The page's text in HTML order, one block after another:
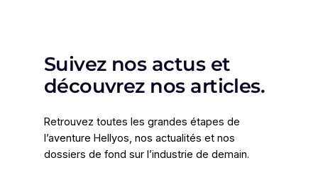
Suivez nos actus et
découvrez nos articles.
Retrouvez toutes les grandes étapes de
l’aventure Hellyos, nos actualités et nos
dossiers de fond sur l’industrie de demain.